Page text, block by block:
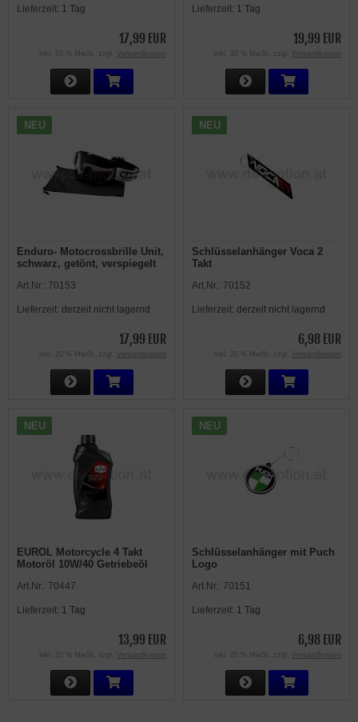
Lieferzeit: 1 Tag
17,99 EUR
inkl. 20 % MwSt. zzgl. Versandkosten
Lieferzeit: 1 Tag
19,99 EUR
inkl. 20 % MwSt. zzgl. Versandkosten
NEU
Enduro- Motocrossbrille Unit,
schwarz, getönt, verspiegelt
Art.Nr.: 70153
Lieferzeit: derzeit nicht lagernd
17,99 EUR
inkl. 20 % MwSt. zzgl. Versandkosten
NEU
Schlüsselanhänger Voca 2
Takt
Art.Nr.: 70152
Lieferzeit: derzeit nicht lagernd
6,98 EUR
inkl. 20 % MwSt. zzgl. Versandkosten
NEU
EUROL Motorcycle 4 Takt
Motoröl 10W/40 Getriebeöl
Art.Nr.: 70447
Lieferzeit: 1 Tag
13,99 EUR
inkl. 20 % MwSt. zzgl. Versandkosten
NEU
Schlüsselanhänger mit Puch
Logo
Art.Nr.: 70151
Lieferzeit: 1 Tag
6,98 EUR
inkl. 20 % MwSt. zzgl. Versandkosten